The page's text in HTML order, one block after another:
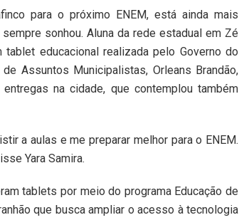
para o próximo ENEM, está ainda mais
sonhou. Aluna da rede estadual em Zé
educacional realizada pelo Governo do
Assuntos Municipalistas, Orleans Brandão,
na cidade, que contemplou também
a aulas e me preparar melhor para o ENEM.
Yara Samira.
tablets por meio do programa Educação de
que busca ampliar o acesso à tecnologia